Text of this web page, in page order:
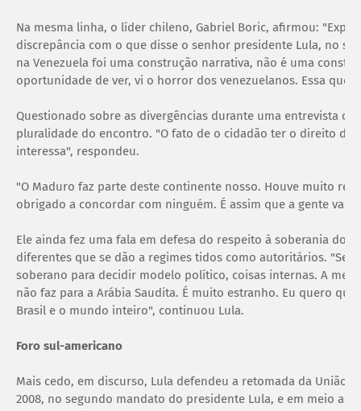
Na mesma linha, o líder chileno, Gabriel Boric, afirmou:
discrepância com o que disse o senhor presidente Lula, no
na Venezuela foi uma construção narrativa, não é uma
oportunidade de ver, vi o horror dos venezuelanos. Essa
Questionado sobre as divergências durante uma entrevista
pluralidade do encontro. "O fato de o cidadão ter o direito de
interessa", respondeu.
"O Maduro faz parte deste continente nosso. Houve muito
obrigado a concordar com ninguém. É assim que a gente vai
Ele ainda fez uma fala em defesa do respeito à soberania
diferentes que se dão a regimes tidos como autoritários.
soberano para decidir modelo político, coisas internas. A
não faz para a Arábia Saudita. É muito estranho. Eu quero
Brasil e o mundo inteiro", continuou Lula.
Foro sul-americano
Mais cedo, em discurso, Lula defendeu a retomada da União
2008, no segundo mandato do presidente Lula, e em meio a